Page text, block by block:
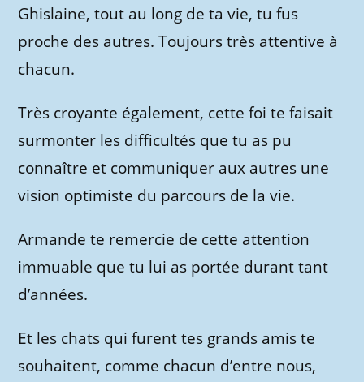
Ghislaine, tout au long de ta vie, tu fus
proche des autres. Toujours très attentive à
chacun.
Très croyante également, cette foi te faisait
surmonter les difficultés que tu as pu
connaître et communiquer aux autres une
vision optimiste du parcours de la vie.
Armande te remercie de cette attention
immuable que tu lui as portée durant tant
d’années.
Et les chats qui furent tes grands amis te
souhaitent, comme chacun d’entre nous,